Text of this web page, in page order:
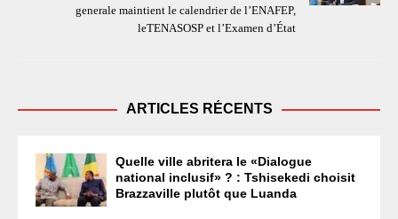
generale maintient le calendrier de l’ENAFEP,
leTENASOSP et l’Examen d’État
ARTICLES RÉCENTS
Quelle ville abritera le «Dialogue
national inclusif» ? : Tshisekedi choisit
Brazzaville plutôt que Luanda